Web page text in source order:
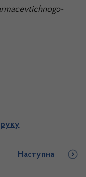
Наступна